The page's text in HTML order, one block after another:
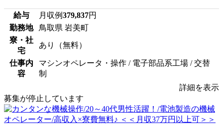
給与 月収例379,837円
勤務地
鳥取県 岩美町
寮・社
宅
あり（無料）
仕事内
容
マシンオペレータ・操作 / 電子部品系工場 / 交替
制
詳細を表示
募集が停止しています